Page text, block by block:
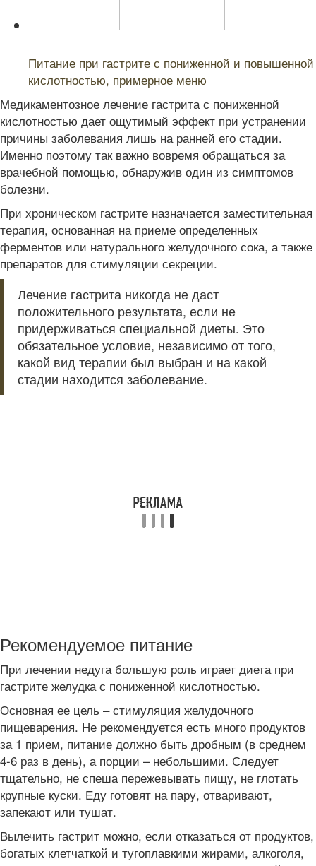
Питание при гастрите с пониженной и повышенной
кислотностью, примерное меню
Медикаментозное лечение гастрита с пониженной
кислотностью дает ощутимый эффект при устранении
причины заболевания лишь на ранней его стадии.
Именно поэтому так важно вовремя обращаться за
врачебной помощью, обнаружив один из симптомов
болезни.
При хроническом гастрите назначается заместительная
терапия, основанная на приеме определенных
ферментов или натурального желудочного сока, а также
препаратов для стимуляции секреции.
Лечение гастрита никогда не даст
положительного результата, если не
придерживаться специальной диеты. Это
обязательное условие, независимо от того,
какой вид терапии был выбран и на какой
стадии находится заболевание.
Рекомендуемое питание
При лечении недуга большую роль играет диета при
гастрите желудка с пониженной кислотностью.
Основная ее цель – стимуляция желудочного
пищеварения. Не рекомендуется есть много продуктов
за 1 прием, питание должно быть дробным (в среднем
4-6 раз в день), а порции – небольшими. Следует
тщательно, не спеша пережевывать пищу, не глотать
крупные куски. Еду готовят на пару, отваривают,
запекают или тушат.
Вылечить гастрит можно, если отказаться от продуктов,
богатых клетчаткой и тугоплавкими жирами, алкоголя,